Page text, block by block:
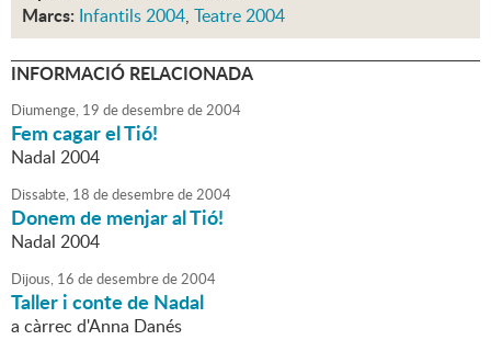
Marcs: Infantils 2004, Teatre 2004
INFORMACIÓ RELACIONADA
Diumenge, 19 dedesembrede2004
Fem cagar el Tió!
Nadal 2004
Dissabte, 18 dedesembrede2004
Donem de menjar al Tió!
Nadal 2004
Dijous, 16 dedesembrede2004
Taller i conte de Nadal
a càrrec d'Anna Danés